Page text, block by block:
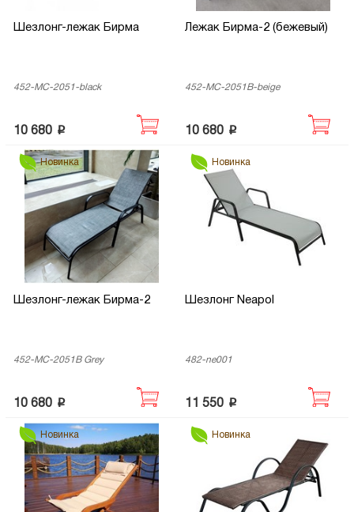
Шезлонг-лежак Бирма
452-MC-2051-black
10 680 p
Лежак Бирма-2 (бежевый)
452-MC-2051B-beige
10 680 p
Новинка
Шезлонг-лежак Бирма-2
452-MC-2051B Grey
10 680 p
Новинка
Шезлонг Neapol
482-ne001
11 550 p
Новинка Новинка